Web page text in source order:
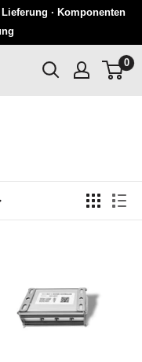
· Komponenten
0